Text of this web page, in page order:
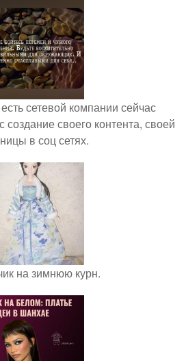
сетевой компании сейчас
своего контента, своей
в соц сетях.
на зимнюю курн.